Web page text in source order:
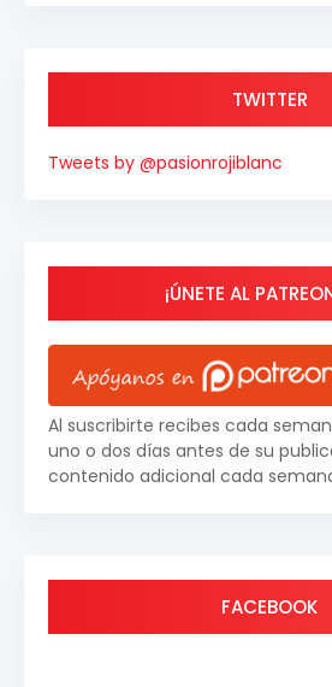
TWITTER
Tweets by @pasionrojiblanc
¡ÚNETE AL
Al suscribirte recibes cada
uno o dos días antes de su
contenido adicional cada
FACEBOOK